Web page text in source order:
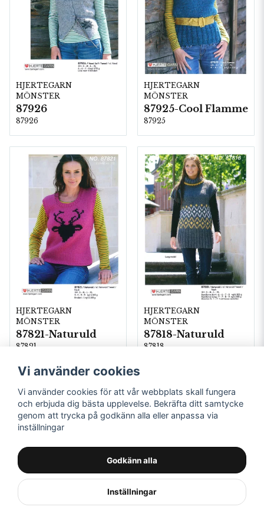
HJERTEGARN
MÖNSTER
87926
87926
HJERTEGARN
MÖNSTER
87925-Cool Flamme
87925
HJERTEGARN
MÖNSTER
87821-Naturuld
87821
HJERTEGARN
MÖNSTER
87818-Naturuld
87818
Vi använder cookies
Vi använder cookies för att vår webbplats skall fungera
och erbjuda dig bästa upplevelse. Bekräfta ditt samtycke
genom att trycka på godkänn alla eller anpassa via
inställningar
Godkänn alla
Inställningar